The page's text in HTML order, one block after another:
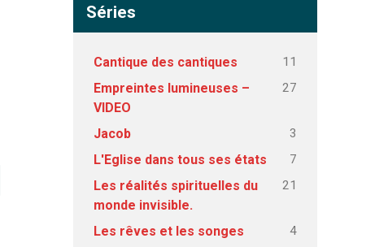
Séries
Cantique des cantiques 11
Empreintes lumineuses –
VIDEO
27
Jacob 3
L'Eglise dans tous ses états 7
Les réalités spirituelles du
monde invisible.
21
Les rêves et les songes 4